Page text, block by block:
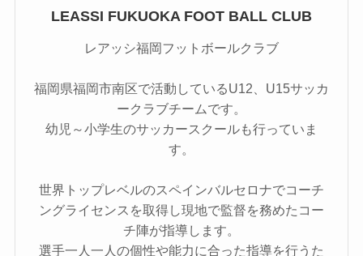
LEASSI FUKUOKA FOOT BALL CLUB
レアッシ福岡フットボールクラブ
福岡県福岡市南区で活動しているU12、U15サッカ
ークラブチームです。
幼児～小学生のサッカースクールも行っていま
す。
世界トップレベルのスペインバルセロナでコーチ
ングライセンスを取得し現地で監督を務めたコー
チ陣が指導します。
選手一人一人の個性や能力に合った指導を行うた